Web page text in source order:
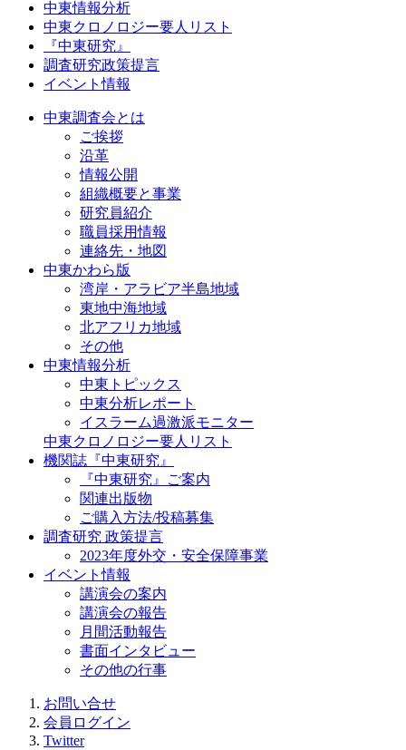
中東情報分析
中東クロノロジー要人リスト
『中東研究』
調査研究政策提言
イベント情報
中東調査会とは
ご挨拶
沿革
情報公開
組織概要と事業
研究員紹介
職員採用情報
連絡先・地図
中東かわら版
湾岸・アラビア半島地域
東地中海地域
北アフリカ地域
その他
中東情報分析
中東トピックス
中東分析レポート
イスラーム過激派モニター
中東クロノロジー要人リスト
機関誌『中東研究』
『中東研究』ご案内
関連出版物
ご購入方法/投稿募集
調査研究 政策提言
2023年度外交・安全保障事業
イベント情報
講演会の案内
講演会の報告
月間活動報告
書面インタビュー
その他の行事
お問い合せ
会員ログイン
Twitter